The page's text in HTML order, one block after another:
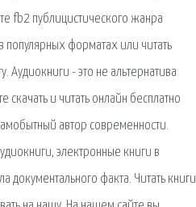
fb2 публицистического жанра
популярных форматах или читать
Аудиокниги - это не альтернатива
и читать онлайн бесплатно
автор современности.
электронные книги в
документального факта. Читать книги